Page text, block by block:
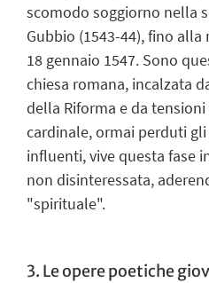
scomodo soggiorno nella
Gubbio (1543-44), fino
18 gennaio 1547. Sono
chiesa romana, incalzata
della Riforma e da
cardinale, ormai perduti
influenti, vive questa fase
non disinteressata,
"spirituale".
3. Le opere poetiche